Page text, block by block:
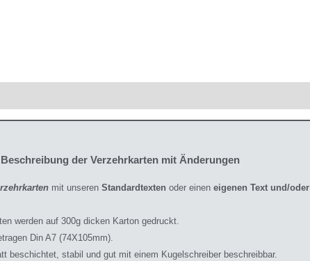
Beschreibung der Verzehrkarten mit Änderungen
mit unseren Standardtexten oder einen eigenen Text und/oder
werden auf 300g dicken Karton gedruckt.
Din A7 (74X105mm).
beschichtet, stabil und gut mit einem Kugelschreiber beschreibbar.